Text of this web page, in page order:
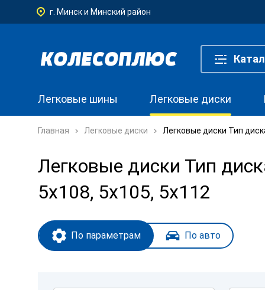
г. Минск и Минский район
Легковые шины Легковые диски
Главная Легковые диски Легковые диски Тип
Легковые диски Тип
5x108, 5x105, 5x112
По параметрам По авто